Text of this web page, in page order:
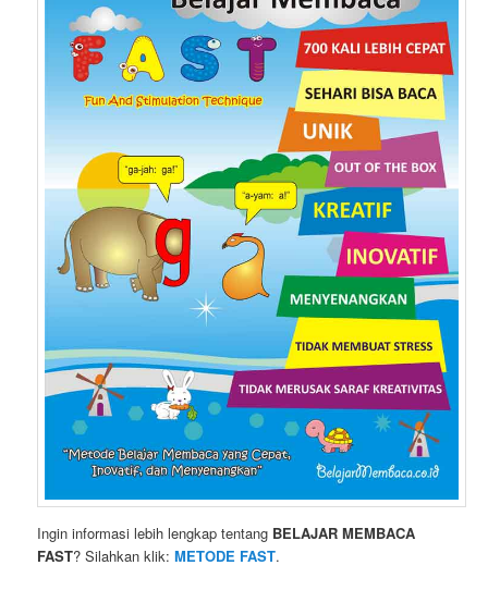
Ingin informasi lebih lengkap tentang BELAJAR MEMBACA
FAST? Silahkan klik:METODE FAST.